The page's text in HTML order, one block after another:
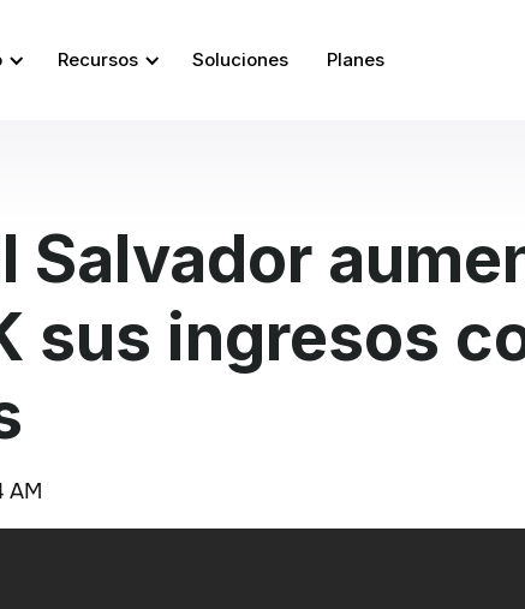
Recursos Soluciones Planes
Salvador
sus ingresos
AM